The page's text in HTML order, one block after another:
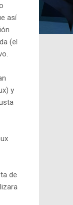
así
(el
y
de